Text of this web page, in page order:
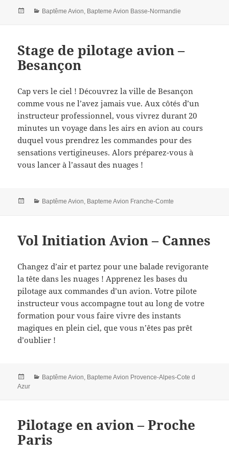
PostedCategories
Baptême Avion, Bapteme Avion Basse-Normandie
Stage de pilotage avion –
Besançon
Cap vers le ciel ! Découvrez la ville de Besançon
comme vous ne l’avez jamais vue. Aux côtés d’un
instructeur professionnel, vous vivrez durant 20
minutes un voyage dans les airs en avion au cours
duquel vous prendrez les commandes pour des
sensations vertigineuses. Alors préparez-vous à
vous lancer à l’assaut des nuages !
PostedCategories
Baptême Avion, Bapteme Avion Franche-Comte
Vol Initiation Avion – Cannes
Changez d’air et partez pour une balade revigorante
la tête dans les nuages ! Apprenez les bases du
pilotage aux commandes d’un avion. Votre pilote
instructeur vous accompagne tout au long de votre
formation pour vous faire vivre des instants
magiques en plein ciel, que vous n’êtes pas prêt
d’oublier !
Posted
on
Categories
Baptême Avion Bapteme Avion Provence-Alpes-Cote d
Azur
Pilotage en avion – Proche
Paris